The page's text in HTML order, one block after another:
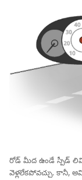
రోడ్‌ మీద ఉండే స్పీడ్‌
వెళ్లలేకపోవచ్చు.